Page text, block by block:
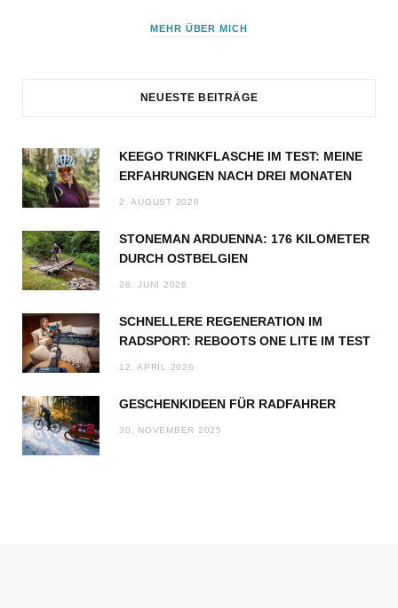
MEHR ÜBER MICH
NEUESTE BEITRÄGE
KEEGO TRINKFLASCHE IM TEST: MEINE
ERFAHRUNGEN NACH DREI MONATEN
2. AUGUST 2026
STONEMAN ARDUENNA: 176 KILOMETER
DURCH OSTBELGIEN
28. JUNI 2026
SCHNELLERE REGENERATION IM
RADSPORT: REBOOTS ONE LITE IM TEST
12. APRIL 2026
GESCHENKIDEEN FÜR RADFAHRER
30. NOVEMBER 2025